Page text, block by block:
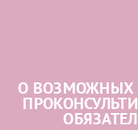
О ВОЗМОЖНЫХ